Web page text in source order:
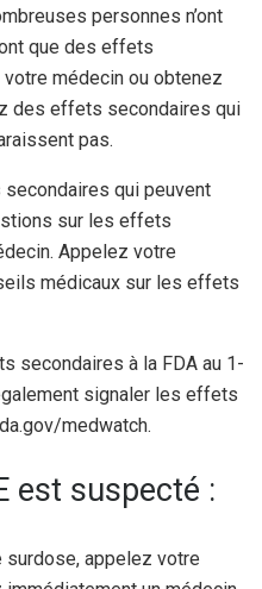
personnes n’ont
que des effets
médecin ou obtenez
des effets secondaires qui
pas.
qui peuvent
sur les effets
Appelez votre
médicaux sur les effets
secondaires à la FDA au 1-
signaler les effets
medwatch.
est suspecté :
surdose, appelez votre